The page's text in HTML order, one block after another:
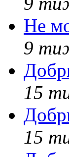
Не
9
15
15